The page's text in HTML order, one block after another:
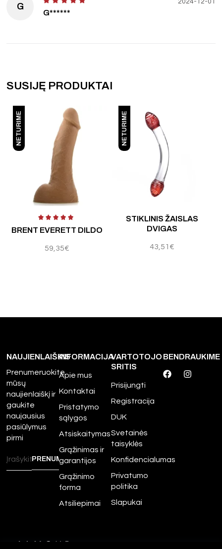
G
G******
SUSIJĘ PRODUKTAI
NETURIME
BRENT EVERETT DILDO
59,35€
NETURIME
STIKLINIS ŽAISLAS
DVIGAS
43,51 €
NAUJIENLAIŠKIS
Prenumeruokite
mūsų
naujienlaiškį ir
gaukite
naujausius
pasiūlymus
pirmi
INFORMACIJA
Apie mus
Kontaktai
Pristatymo
sąlygos
Atsiskaitymas
Grąžinimas ir
garantijos
Grąžinimo
forma
Atsiliepimai
VARTOTOJO
SRITIS
Prisijungti
Registracija
DUK
Svetainės
taisyklės
Konfidencialumas
Privatumo
politika
Slapukai
BENDRAUKIME